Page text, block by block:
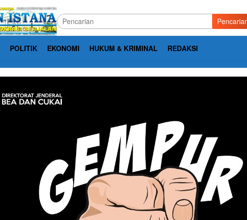
POLITIK EKONOMI HUKUM & KRIMINAL REDAKSI